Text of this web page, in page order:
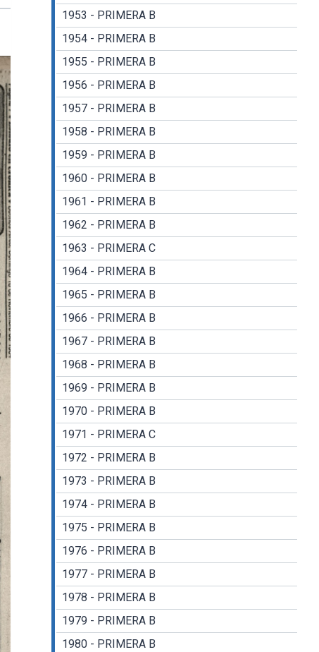
1953 - PRIMERA B
1954 - PRIMERA B
1955 - PRIMERA B
1956 - PRIMERA B
1957 - PRIMERA B
1958 - PRIMERA B
1959 - PRIMERA B
1960 - PRIMERA B
1961 - PRIMERA B
1962 - PRIMERA B
1963 - PRIMERA C
1964 - PRIMERA B
1965 - PRIMERA B
1966 - PRIMERA B
1967 - PRIMERA B
1968 - PRIMERA B
1969 - PRIMERA B
1970 - PRIMERA B
1971 - PRIMERA C
1972 - PRIMERA B
1973 - PRIMERA B
1974 - PRIMERA B
1975 - PRIMERA B
1976 - PRIMERA B
1977 - PRIMERA B
1978 - PRIMERA B
1979 - PRIMERA B
1980 - PRIMERA B